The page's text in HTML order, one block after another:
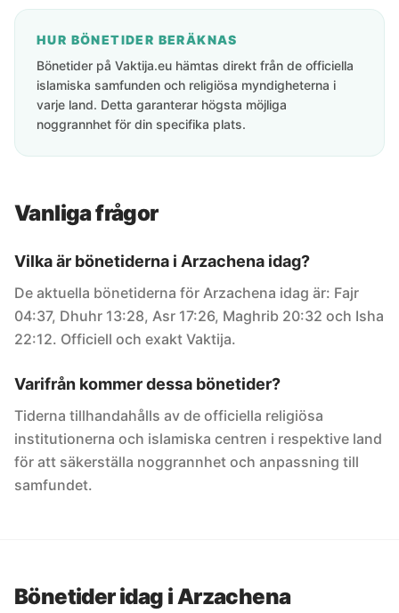
HUR BÖNETIDER BERÄKNAS
Bönetider på Vaktija.eu hämtas direkt från de officiella
islamiska samfunden och religiösa myndigheterna i
varje land. Detta garanterar högsta möjliga
noggrannhet för din specifika plats.
Vanliga frågor
Vilka är bönetiderna i Arzachena idag?
De aktuella bönetiderna för Arzachena idag är: Fajr
04:37, Dhuhr 13:28, Asr 17:26, Maghrib 20:32 och Isha
22:12. Officiell och exakt Vaktija.
Varifrån kommer dessa bönetider?
Tiderna tillhandahålls av de officiella religiösa
institutionerna och islamiska centren i respektive land
för att säkerställa noggrannhet och anpassning till
samfundet.
Bönetider idag i Arzachena